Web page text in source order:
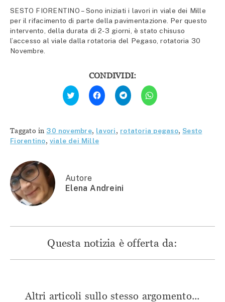
SESTO FIORENTINO – Sono iniziati i lavori in viale dei Mille
per il rifacimento di parte della pavimentazione. Per questo
intervento, della durata di 2-3 giorni, è stato chisuso
l’accesso al viale dalla rotatoria del Pegaso, rotatoria 30
Novembre.
CONDIVIDI:
Fai
clic
qui
Twitter
(Si
apre
in
Fai
clic
per
condividere
(Si
apre
Fai
clic
per
condividere
(Si
apre
Fai
clic
per
(Si
apre
Taggato in 30 novembre, lavori, rotatoria pegaso,Sesto
Fiorentino, viale dei Mille
Autore
Elena Andreini
Questa notizia è offerta da:
Altri articoli sullo stesso argomento...